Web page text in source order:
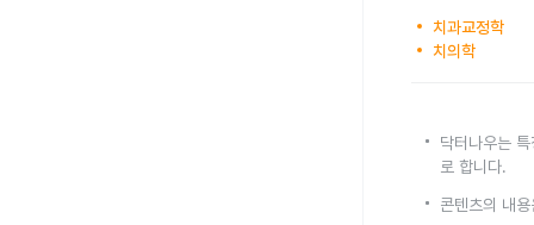
치과교정학
치의학
닥터나우는
로 합니다.
콘텐츠의 내